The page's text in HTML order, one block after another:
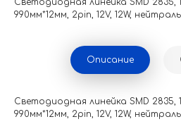
Светодиодная линейка SMD 2835,
990мм*12мм, 2pin, 12V, 12W,
Описание
Светодиодная линейка SMD 2835,
990мм*12мм, 2pin, 12V, 12W,